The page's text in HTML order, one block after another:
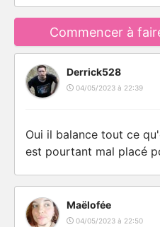
Commencer à
Derrick528
04/05/2023 à 22:39
Oui il balance tout ce
est pourtant mal placé
Maëlofée
04/05/2023 à 22:50